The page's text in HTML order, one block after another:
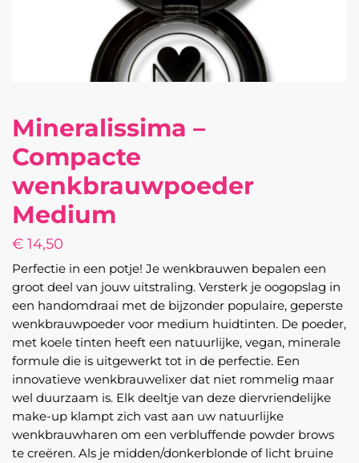
Mineralissima –
Compacte
wenkbrauwpoeder
Medium
€ 14,50
Perfectie in een potje! Je wenkbrauwen bepalen een
groot deel van jouw uitstraling. Versterk je oogopslag in
een handomdraai met de bijzonder populaire, geperste
wenkbrauwpoeder voor medium huidtinten. De poeder,
met koele tinten heeft een natuurlijke, vegan, minerale
formule die is uitgewerkt tot in de perfectie. Een
innovatieve wenkbrauwelixer dat niet rommelig maar
wel duurzaam is. Elk deeltje van deze diervriendelijke
make-up klampt zich vast aan uw natuurlijke
wenkbrauwharen om een ​​verbluffende powder brows
te creëren. Als je midden/donkerblonde of licht bruine